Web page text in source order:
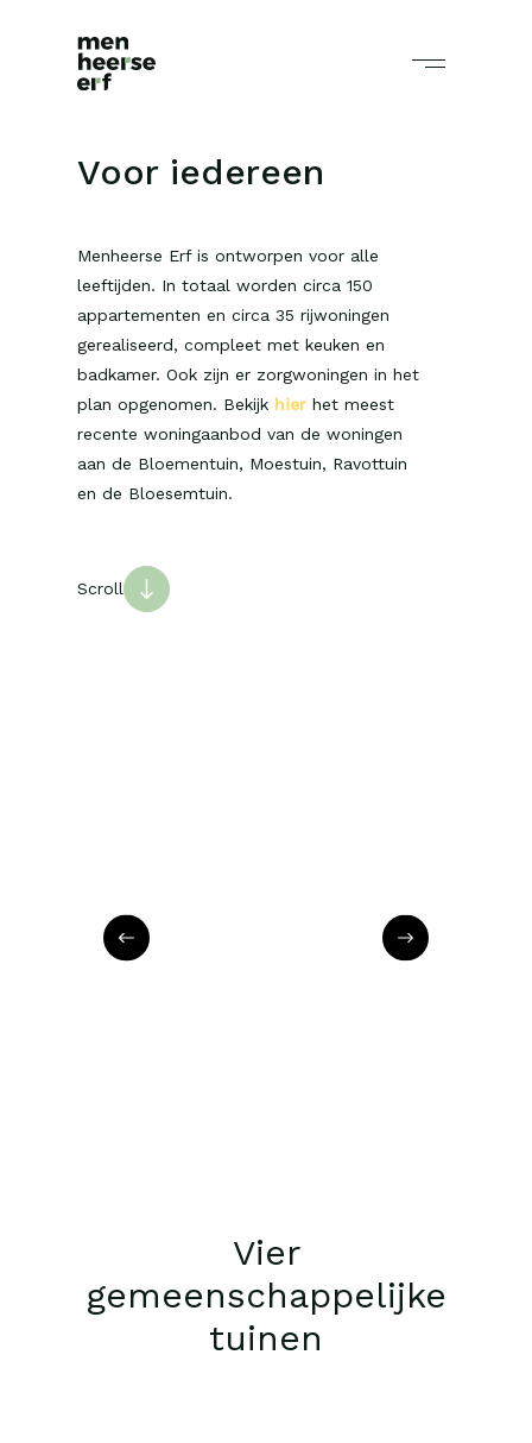
Voor iedereen
Menheerse Erf is ontworpen voor alle
leeftijden. In totaal worden circa 150
appartementen en circa 35 rijwoningen
gerealiseerd, compleet met keuken en
badkamer. Ook zijn er zorgwoningen in het
plan opgenomen. Bekijk hier het meest
recente woningaanbod van de woningen
aan de Bloementuin, Moestuin, Ravottuin
en de Bloesemtuin.
Scroll
Vier
gemeenschappelijke
tuinen